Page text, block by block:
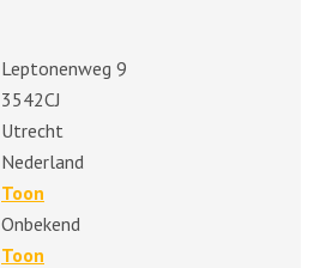
Leptonenweg 9
3542CJ
Utrecht
Nederland
Toon
Onbekend
Toon